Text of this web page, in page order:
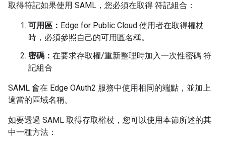
取得符記如果使用 SAML，您必須在取得 符記組合：
可用區： Edge for Public Cloud 使用者在取得權杖
時，必須參照自己的可用區名稱。
密碼： 在要求存取權/重新整理時加入一次性密碼 符
記組合
SAML 會在 Edge OAuth2 服務中使用相同的端點，並加上
適當的區域名稱。
如要透過 SAML 取得存取權杖，您可以使用本節所述的其
中一種方法：